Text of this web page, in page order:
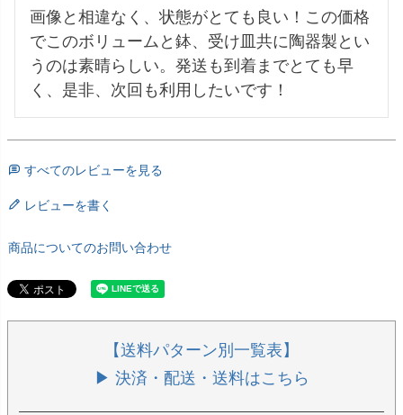
画像と相違なく、状態がとても良い！この価格
でこのボリュームと鉢、受け皿共に陶器製とい
うのは素晴らしい。発送も到着までとても早
く、是非、次回も利用したいです！
すべてのレビューを見る
レビューを書く
商品についてのお問い合わせ
【送料パターン別一覧表】
▶ 決済・配送・送料はこちら